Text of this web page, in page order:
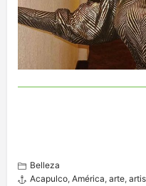
Belleza
Acapulco, América, arte,